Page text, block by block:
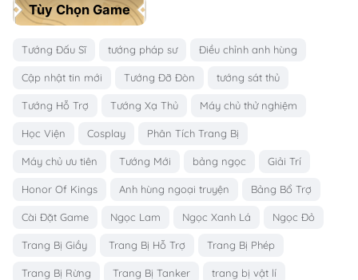
Tùy Chọn Game
Tướng Đấu Sĩ tướng pháp sư Điều chỉnh anh hùng
Cập nhật tin mới Tướng Đỡ Đòn tướng sát thủ
Tướng Hỗ Trợ Tướng Xạ Thủ Máy chủ thử nghiệm
Học Viện Cosplay Phân Tích Trang Bị
Máy chủ ưu tiên Tướng Mới bảng ngọc Giải Trí
Honor Of Kings Anh hùng ngoại truyện Bảng Bổ Trợ
Cài Đặt Game Ngọc Lam Ngọc Xanh Lá Ngọc Đỏ
Trang Bị Giầy Trang Bị Hỗ Trợ Trang Bị Phép
Trang Bị Rừng Trang Bị Tanker trang bị vật lí